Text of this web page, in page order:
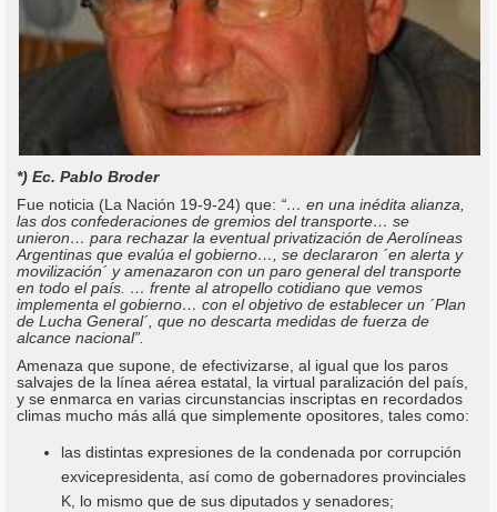
*) Ec. Pablo Broder
Fue noticia (La Nación 19-9-24) que: “… en una inédita alianza,
las dos confederaciones de gremios del transporte… se
unieron… para rechazar la eventual privatización de Aerolíneas
Argentinas que evalúa el gobierno…, se declararon ´en alerta y
movilización´ y amenazaron con un paro general del transporte
en todo el país. … frente al atropello cotidiano que vemos
implementa el gobierno… con el objetivo de establecer un ´Plan
de Lucha General´, que no descarta medidas de fuerza de
alcance nacional”.
Amenaza que supone, de efectivizarse, al igual que los paros
salvajes de la línea aérea estatal, la virtual paralización del país,
y se enmarca en varias circunstancias inscriptas en recordados
climas mucho más allá que simplemente opositores, tales como:
las distintas expresiones de la condenada por corrupción
exvicepresidenta, así como de gobernadores provinciales
K, lo mismo que de sus diputados y senadores;